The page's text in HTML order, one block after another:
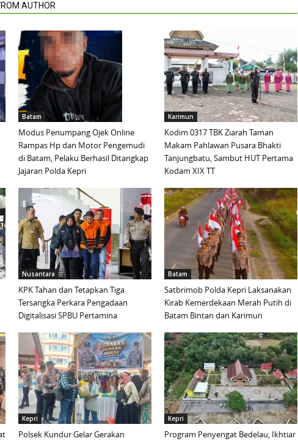
AUTHOR
Batam
Modus Penumpang Ojek Online
Rampas Hp dan Motor Pengemudi
di Batam, Pelaku Berhasil Ditangkap
Jajaran Polda Kepri
Karimun
Kodim 0317 TBK Ziarah Taman
Makam Pahlawan Pusara Bhakti
Tanjungbatu, Sambut HUT Pertama
Kodam XIX TT
Nusantara
KPK Tahan dan Tetapkan Tiga
Tersangka Perkara Pengadaan
Digitalisasi SPBU Pertamina
Batam
Satbrimob Polda Kepri Laksanakan
Kirab Kemerdekaan Merah Putih di
Batam Bintan dan Karimun
Kepri
Polsek Kundur Gelar Gerakan
Kepri
Program Penyengat Bedelau, Ikhtiar